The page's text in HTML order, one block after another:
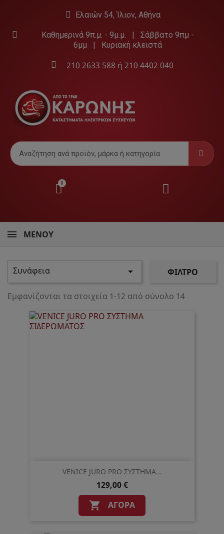
Ελαιών 54, Ίλιον, Αθήνα
Καθημερινά 9π.μ. - 9μ.μ. | Σάββατο 9πμ -
6μμ | Κυριακή κλειστά
210 2633 588 ή 210 4402 040
ΜΕΝΟΎ
Συνάφεια  ΦΊΛΤΡΟ
Εμφανίζονται τα στοιχεία 1-12 από σύνολο 14
VENICE JURO PRO ΣΥΣΤΗΜΑ...
129,00 €
 ΑΓΟΡΆ